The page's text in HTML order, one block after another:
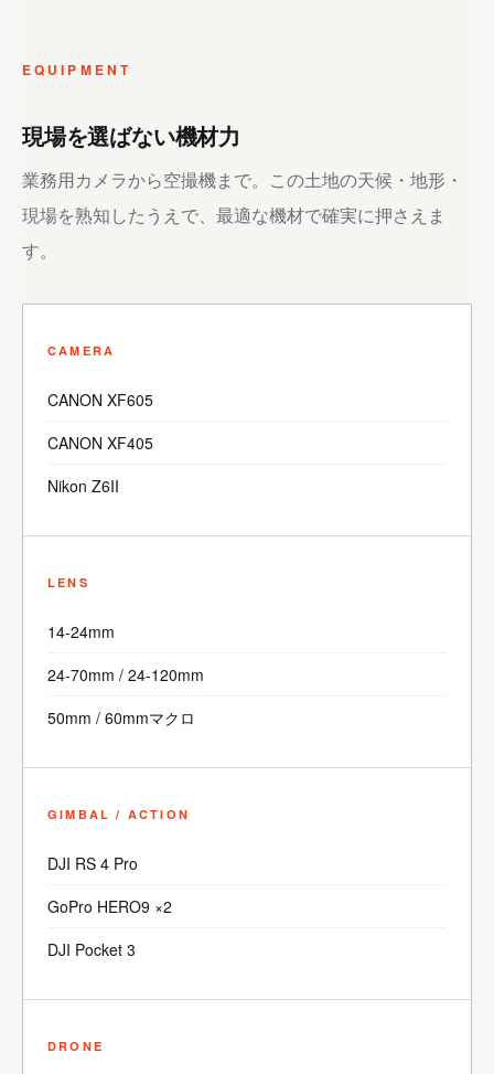
EQUIPMENT
現場を選ばない機材力
業務用カメラから空撮機まで。この土地の天候・地形・
現場を熟知したうえで、最適な機材で確実に押さえま
す。
CAMERA
CANON XF605
CANON XF405
Nikon Z6II
LENS
14-24mm
24-70mm / 24-120mm
50mm / 60mmマクロ
GIMBAL / ACTION
DJI RS 4 Pro
GoPro HERO9 ×2
DJI Pocket 3
DRONE